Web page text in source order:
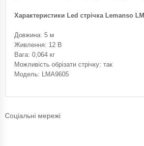
Характеристики Led стрічка Lemanso
Довжина: 5 м
Живлення: 12 В
Вага: 0,064 кг
Можливість обрізати стрічку: так
Модель: LMA9605
Соціальні мережі